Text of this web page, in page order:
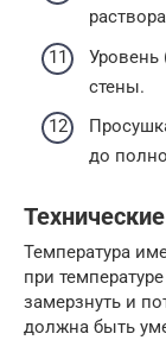
Уровень
стены.
до
Температура
при
замерзнуть и
должна быть